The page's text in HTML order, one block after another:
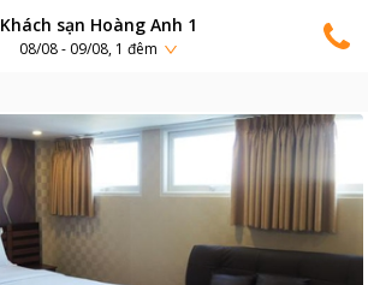
Khách sạn Hoàng Anh 1
08/08 - 09/08, 1 đêm